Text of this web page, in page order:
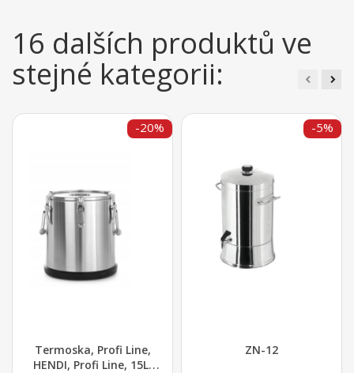
16 dalších produktů ve
stejné kategorii:
Termoska, Profi Line,
HENDI, Profi Line, 15L,
-20%
ZN-12
-5%